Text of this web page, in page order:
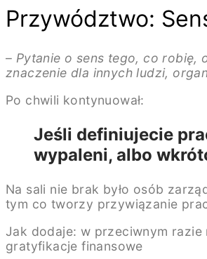
Przywództwo:
– Pytanie o sens tego, co robię,
znaczenie dla innych ludzi,
Po chwili kontynuował:
Jeśli definiujecie
wypaleni, albo
Na sali nie brak było osób
tym co tworzy przywiązanie
Jak dodaje: w przeciwnym
gratyfikacje finansowe